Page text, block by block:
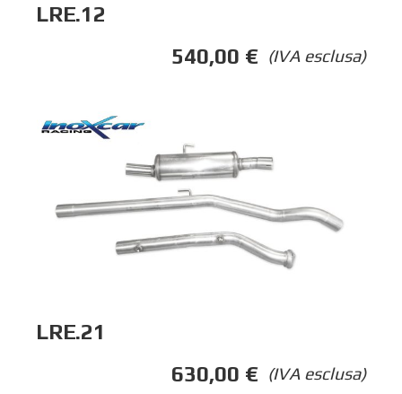
LRE.12
(IVA esclusa)
540,00 €
LRE.21
(IVA esclusa)
630,00 €